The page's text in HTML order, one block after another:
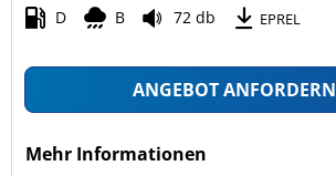
Wohnmobil (0)
D B 72 db EPREL
ANGEBOT ANFORDERN
Mehr Informationen